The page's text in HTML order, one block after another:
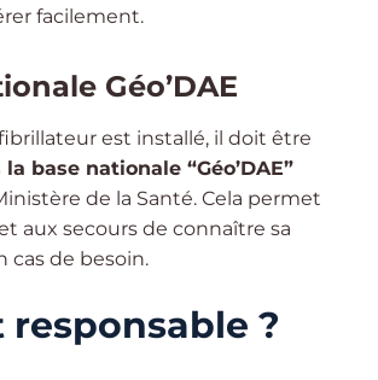
facilement.
Géo’DAE
est installé, il doit être
base nationale “Géo’DAE”
de la Santé. Cela permet
aux secours de connaître sa
cas de besoin.
responsable ?